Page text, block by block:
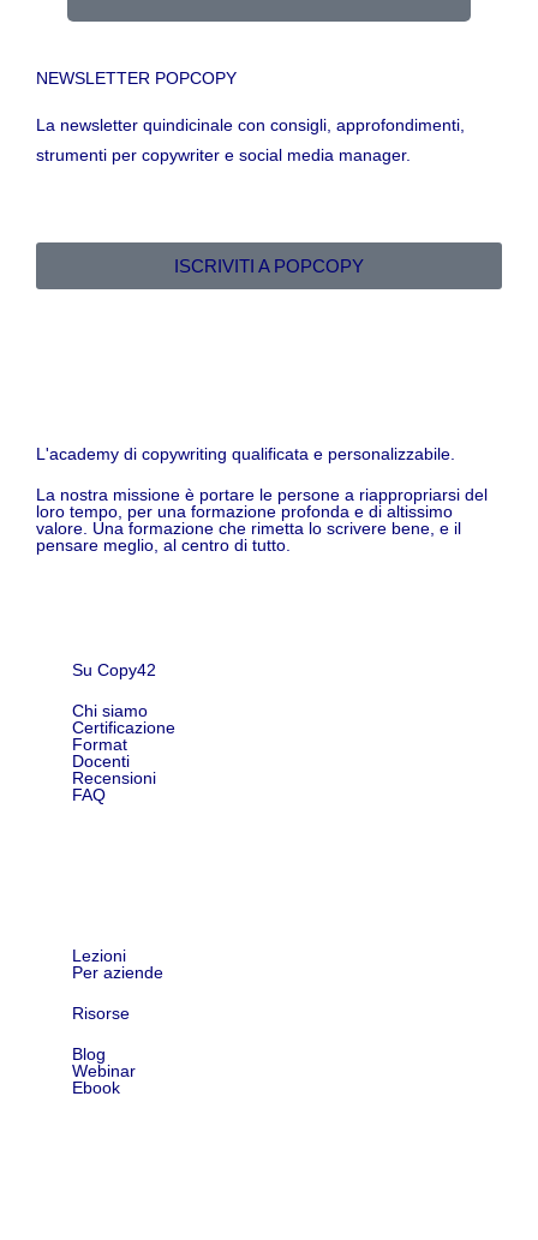
NEWSLETTER POPCOPY
La newsletter quindicinale con consigli, approfondimenti,
strumenti per copywriter e social media manager.
ISCRIVITI A POPCOPY
L'academy di copywriting qualificata e personalizzabile.
La nostra missione è portare le persone a riappropriarsi del
loro tempo, per una formazione profonda e di altissimo
valore. Una formazione che rimetta lo scrivere bene, e il
pensare meglio, al centro di tutto.
Su Copy42
Chi siamo
Certificazione
Format
Docenti
Recensioni
FAQ
Lezioni
Per aziende
Risorse
Blog
Webinar
Ebook